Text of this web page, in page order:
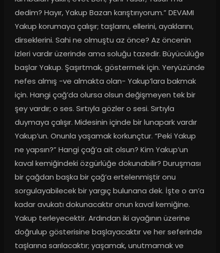
dedim? Hayır, Yakup Bazan karıştırıyorum.” DEVAMI
Yakup korumaya çalışır; taşlarını, ellerini, ayaklarını,
dirseklerini. Sahi ne olmuştu az önce? Az öncenin
izleri vardır üzerinde ama soluğu tazedir. Büyücülüğe
başlar Yakup. Şaşırtmak, göstermek için. Yeryüzünde
nefes almış -ve almakta olan- Yakup’lara bakmak
için. Hangi çağ’da olursa olsun değişmeyen tek bir
şey vardır; o ses. Sırtıyla gözler o sesi. Sırtıyla
duymaya çalışır. Midesinin içinde bir lunapark vardır
Yakup’un. Onunla yaşamak korkunçtur. “Peki Yakup
ne yapsın?” Hangi çağ’a ait olsun? Kim Yakup’un
kaval kemiğindeki özgürlüğe dokunabilir? Duruşması
bir çağdan başka bir çağ’a ertelenmiştir onu
sorgulayabilecek bir yargıç bulunana dek. İşte o an’a
kadar avukatı dokunacaktır onun kaval kemiğine.
Yakup terleyecektir. Ardından iki ayağının üzerine
doğrulup gösterisine başlayacaktır ve her seferinde
taşlarına sarılacaktır; yaşamak, unutmamak ve